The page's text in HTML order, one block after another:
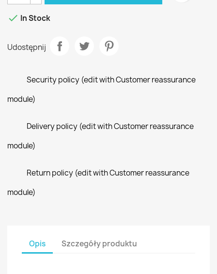
 In Stock
Udostępnij
Security policy (edit with Customer reassurance
module)
Delivery policy (edit with Customer reassurance
module)
Return policy (edit with Customer reassurance
module)
Opis Szczegóły produktu